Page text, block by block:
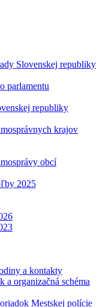
Slovenskej republiky
parlamentu
republiky
krajov
obcí
2025
a kontakty
a organizačná schéma
Mestskej polície